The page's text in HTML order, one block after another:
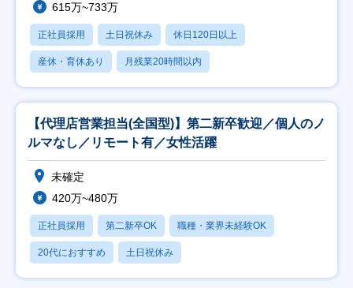
615万~733万
正社員採用 土日祝休み 休日120日以上
産休・育休あり 月残業20時間以内
【代理店営業担当(全国型)】第二新卒歓迎／個人のノ
ルマなし／リモート有／女性活躍
未確定
420万~480万
正社員採用 第二新卒OK 職種・業界未経験OK
20代におすすめ 土日祝休み